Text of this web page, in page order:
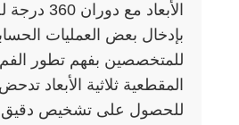
الأبعاد
بإدخال بعض العمليات
للمتخصصين بفهم تطور الفم
المقطعية ثلاثية الأبعاد
للحصول على تشخيص دقيق